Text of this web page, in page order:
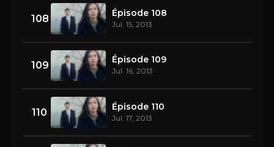
108 Épisode 108
Jul. 15, 2013
109 Épisode 109
Jul. 16, 2013
110 Épisode 110
Jul. 17, 2013